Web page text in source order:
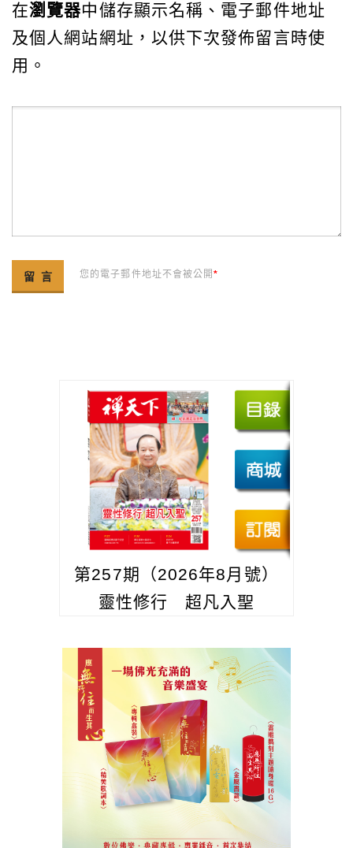
在瀏覽器中儲存顯示名稱、電子郵件地址
及個人網站網址，以供下次發佈留言時使
用。
您的電子郵件地址不會被公開*
第257期（2026年8月號）
靈性修行 超凡入聖